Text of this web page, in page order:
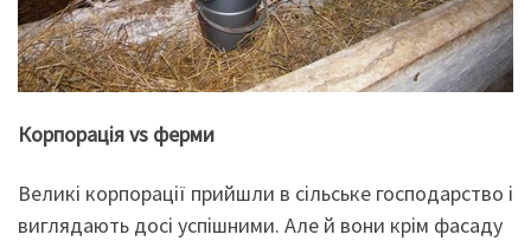
Корпораціяvs ферми
Великі корпорації прийшли в сільське господарство і
виглядають досі успішними. Але й вони крім фасаду